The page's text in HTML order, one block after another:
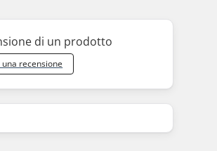
di un prodotto
una recensione